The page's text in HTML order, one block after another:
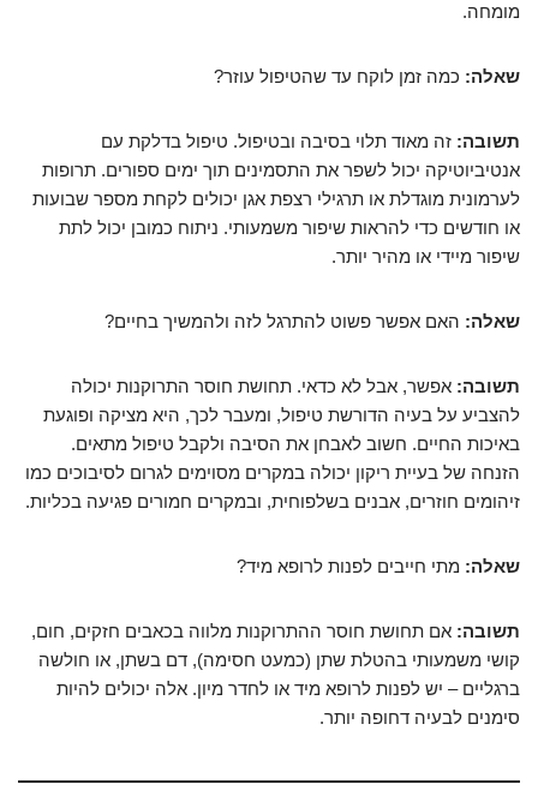
מומחה.
שאלה: כמה זמן לוקח עד שהטיפול עוזר?
תשובה: זה מאוד תלוי בסיבה ובטיפול. טיפול בדלקת עם
אנטיביוטיקה יכול לשפר את התסמינים תוך ימים ספורים. תרופות
לערמונית מוגדלת או תרגילי רצפת אגן יכולים לקחת מספר שבועות
או חודשים כדי להראות שיפור משמעותי. ניתוח כמובן יכול לתת
שיפור מיידי או מהיר יותר.
שאלה: האם אפשר פשוט להתרגל לזה ולהמשיך בחיים?
תשובה: אפשר, אבל לא כדאי. תחושת חוסר התרוקנות יכולה
להצביע על בעיה הדורשת טיפול, ומעבר לכך, היא מציקה ופוגעת
באיכות החיים. חשוב לאבחן את הסיבה ולקבל טיפול מתאים.
הזנחה של בעיית ריקון יכולה במקרים מסוימים לגרום לסיבוכים כמו
זיהומים חוזרים, אבנים בשלפוחית, ובמקרים חמורים פגיעה בכליות.
שאלה: מתי חייבים לפנות לרופא מיד?
תשובה: אם תחושת חוסר ההתרוקנות מלווה בכאבים חזקים, חום,
קושי משמעותי בהטלת שתן (כמעט חסימה), דם בשתן, או חולשה
ברגליים – יש לפנות לרופא מיד או לחדר מיון. אלה יכולים להיות
סימנים לבעיה דחופה יותר.